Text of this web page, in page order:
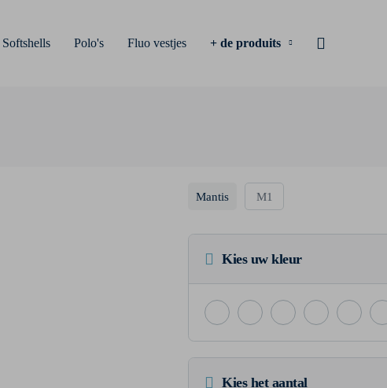
Softshells Polo's Fluo vestjes + de produits
Mantis M1
Kies uw kleur
Kies het aantal